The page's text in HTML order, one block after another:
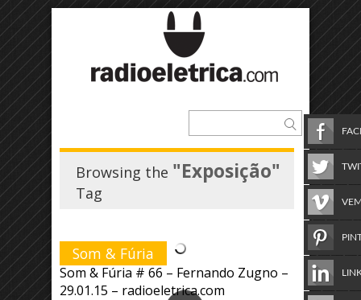
Browsing the "Exposição"
Tag
Som & Fúria
Som & Fúria # 66 – Fernando Zugno –
29.01.15 – radioeletrica.com